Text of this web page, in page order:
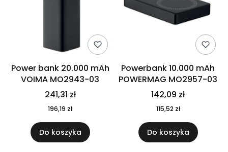
Power bank 20.000 mAh
VOIMA MO2943-03
241,31 zł
196,19 zł
Do koszyka
Powerbank 10.000 mAh
POWERMAG MO2957-03
142,09 zł
115,52 zł
Do koszyka